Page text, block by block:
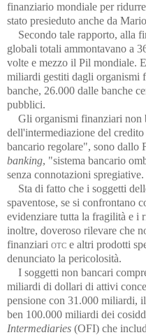
finanziario mondiale per
stato presieduto anche da
Secondo tale rapporto, alla
globali totali ammontavano a
volte e mezzo il Pil mondiale.
miliardi gestiti dagli organismi
banche, 26.000 dalle banche
pubblici.
Gli organismi finanziari non
dell'intermediazione del
bancario regolare", sono dallo
banking, "sistema bancario
senza connotazioni spregiative.
Sta di fatto che i soggetti
spaventose, se si confrontano
evidenziare tutta la fragilità e i
inoltre, doveroso rilevare che
finanziari otc e altri prodotti
denunciato la pericolosità.
I soggetti non bancari
miliardi di dollari di attivi
pensione con 31.000 miliardi,
ben 100.000 miliardi dei
Intermediaries (OFI) che